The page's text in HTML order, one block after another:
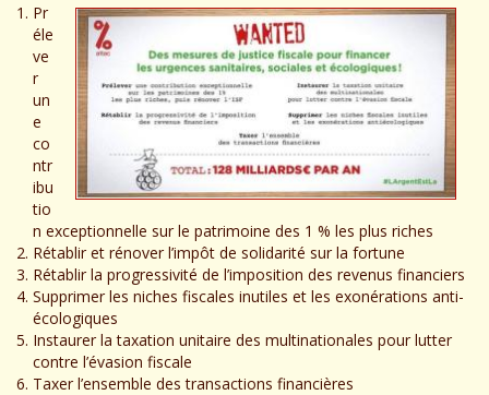
Pr
éle
ve
r
un
e
co
ntr
ibu
tio
n exceptionnelle sur le patrimoine des 1 % les plus riches
Rétablir et rénover l’impôt de solidarité sur la fortune
Rétablir la progressivité de l’imposition des revenus financiers
Supprimer les niches fiscales inutiles et les exonérations anti-
écologiques
Instaurer la taxation unitaire des multinationales pour lutter
contre l’évasion fiscale
Taxer l’ensemble des transactions financières